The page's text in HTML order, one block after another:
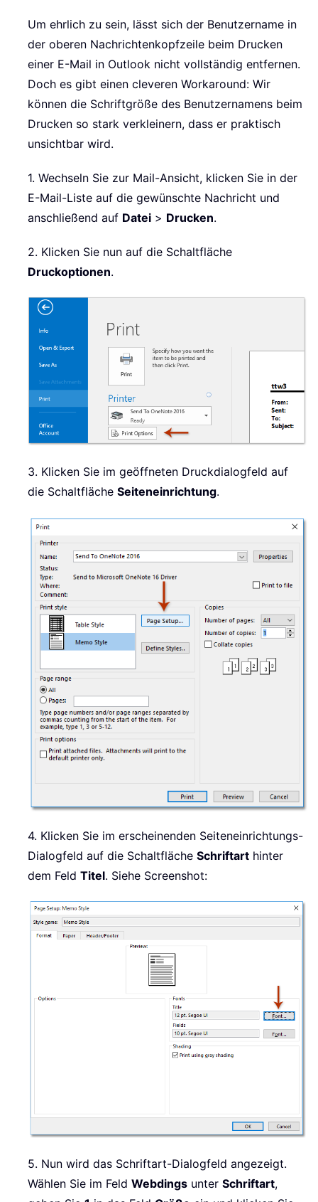
Um ehrlich zu sein, lässt sich der Benutzername in
der oberen Nachrichtenkopfzeile beim Drucken
einer E-Mail in Outlook nicht vollständig entfernen.
Doch es gibt einen cleveren Workaround: Wir
können die Schriftgröße des Benutzernamens beim
Drucken so stark verkleinern, dass er praktisch
unsichtbar wird.
1. Wechseln Sie zur Mail-Ansicht, klicken Sie in der
E-Mail-Liste auf die gewünschte Nachricht und
anschließend auf Datei > Drucken.
2. Klicken Sie nun auf die Schaltfläche
Druckoptionen.
3. Klicken Sie im geöffneten Druckdialogfeld auf
die Schaltfläche Seiteneinrichtung.
4. Klicken Sie im erscheinenden Seiteneinrichtungs-
Dialogfeld auf die Schaltfläche Schriftart hinter
dem Feld Titel. Siehe Screenshot:
5. Nun wird das Schriftart-Dialogfeld angezeigt.
Wählen Sie im Feld Webdings unter Schriftart,